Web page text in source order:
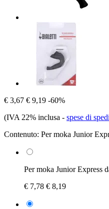
€ 3,67 € 9,19 -60%
(IVA 22% inclusa - spese di
Contenuto: Per moka Junior
Per moka Junior Express
€ 7,78 € 8,19